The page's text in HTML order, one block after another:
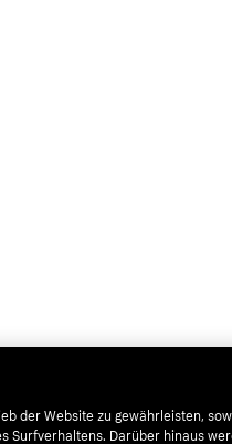
der Website zu gewährleisten,
Surfverhaltens. Darüber hinaus